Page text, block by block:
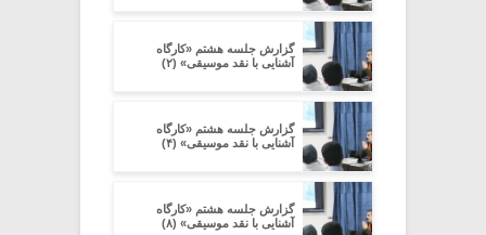
گزارش جلسه هشتم «کارگاه
آشنایی با نقد موسیقی» (۲)
گزارش جلسه هشتم «کارگاه
آشنایی با نقد موسیقی» (۴)
گزارش جلسه هشتم «کارگاه
آشنایی با نقد موسیقی» (۸)